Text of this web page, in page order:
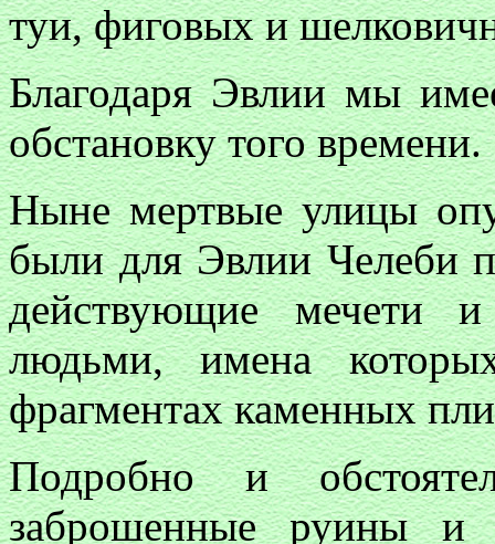
туи, фиговых и
Благодаря Эвлии мы
обстановку того времени.
Ныне мертвые улицы
были для Эвлии Челеби
действующие мечети и
людьми, имена
фрагментах каменных
Подробно и
заброшенные руины и